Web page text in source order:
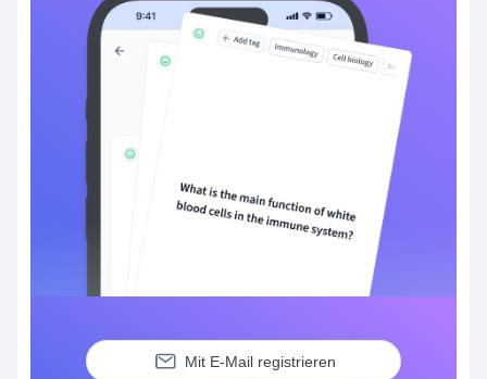
Mit E-Mail registrieren